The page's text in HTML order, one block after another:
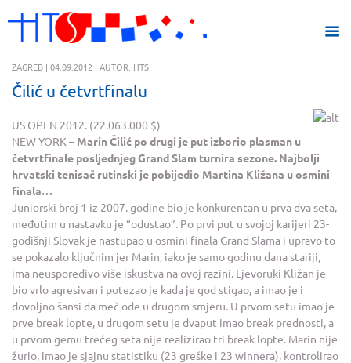
ZAGREB | 04.09.2012 | AUTOR: HTS
Čilić u četvrtfinalu
US OPEN 2012. (22.063.000 $)
NEW YORK – Marin Čilić po drugi je put izborio plasman u
četvrtfinale posljednjeg Grand Slam turnira sezone. Najbolji
hrvatski tenisač rutinski je pobijedio Martina Kližana u osmini
finala…
Juniorski broj 1 iz 2007. godine bio je konkurentan u prva dva seta,
međutim u nastavku je “odustao”. Po prvi put u svojoj karijeri 23-
godišnji Slovak je nastupao u osmini finala Grand Slama i upravo to
se pokazalo ključnim jer Marin, iako je samo godinu dana stariji,
ima neusporedivo više iskustva na ovoj razini. Ljevoruki Kližan je
bio vrlo agresivan i potezao je kada je god stigao, a imao je i
dovoljno šansi da meč ode u drugom smjeru. U prvom setu imao je
prve break lopte, u drugom setu je dvaput imao break prednosti, a
u prvom gemu trećeg seta nije realizirao tri break lopte. Marin nije
žurio, imao je sjajnu statistiku (23 greške i 23 winnera), kontrolirao